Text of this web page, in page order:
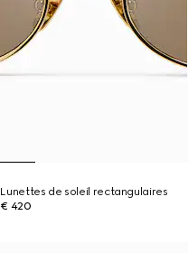
Lunettes de soleil rectangulaires
€ 420